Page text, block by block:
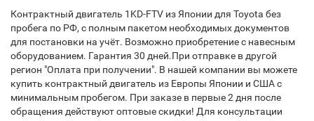
Контрактный двигатель 1KD-FTV из Японии для Toyota без
пробега по РФ, с полным пакетом необходимых документов
для постановки на учёт. Возможно приобретение с навесным
оборудованием. Гарантия 30 дней.При отправке в другой
регион "Оплата при получении". В нашей компании вы можете
купить контрактный двигатель из Европы Японии и США с
минимальным пробегом. При заказе в первые 2 дня после
обращения действуют оптовые скидки! Для консультации